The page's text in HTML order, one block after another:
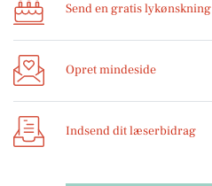
Send en gratis lykønskning
Opret mindeside
Indsend dit læserbidrag